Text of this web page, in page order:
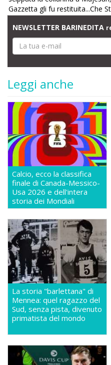
Gazzetta gli fu restituita...Che
NEWSLETTER BARINEDITA
Leggi anche
Calcio, ecco la classifica
finale di Canada-Messico-
Usa 2026 e dell'intera
storia dei Mondiali
La storia "barlettana" di
Mennea: quel ragazzo del
Sud, senza pista, divenuto
primatista del mondo